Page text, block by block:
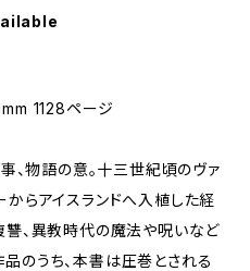
1128ページ
事、物語の意。十三世紀頃のヴァ
らアイスランドへ入植した経
讐、異教時代の魔法や呪いなど
のうち、本書は圧巻とされる